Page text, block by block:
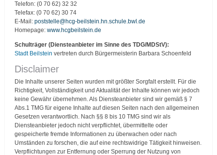
Telefon: (0 70 62) 32 32
Telefax: (0 70 62) 30 74
E-Mail: poststelle@hcg-beilstein.hn.schule.bwl.de
Homepage: www.hcgbeilstein.de
Schulträger (Diensteanbieter im Sinne des TDG/MDStV):
Stadt Beilstein vertreten durch Bürgermeisterin Barbara Schoenfeld
Disclaimer
Die Inhalte unserer Seiten wurden mit größter Sorgfalt erstellt. Für die
Richtigkeit, Vollständigkeit und Aktualität der Inhalte können wir jedoch
keine Gewähr übernehmen. Als Diensteanbieter sind wir gemäß § 7
Abs.1 TMG für eigene Inhalte auf diesen Seiten nach den allgemeinen
Gesetzen verantwortlich. Nach §§ 8 bis 10 TMG sind wir als
Diensteanbieter jedoch nicht verpflichtet, übermittelte oder
gespeicherte fremde Informationen zu überwachen oder nach
Umständen zu forschen, die auf eine rechtswidrige Tätigkeit hinweisen.
Verpflichtungen zur Entfernung oder Sperrung der Nutzung von